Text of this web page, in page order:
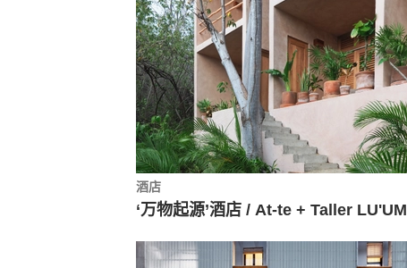
酒店
‘万物起源’酒店 / At-te + Taller LU'UM